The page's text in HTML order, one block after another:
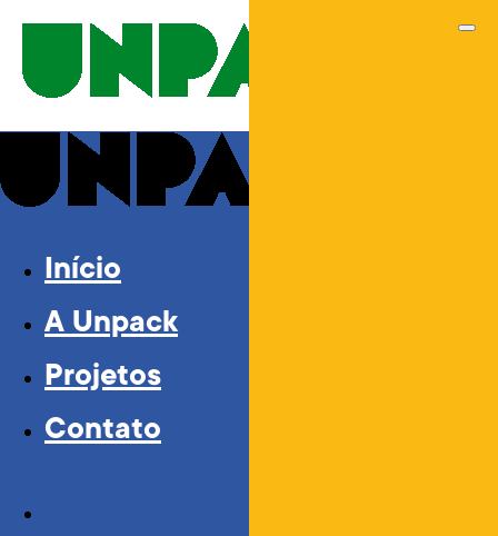
Início
A Unpack
Projetos
Contato